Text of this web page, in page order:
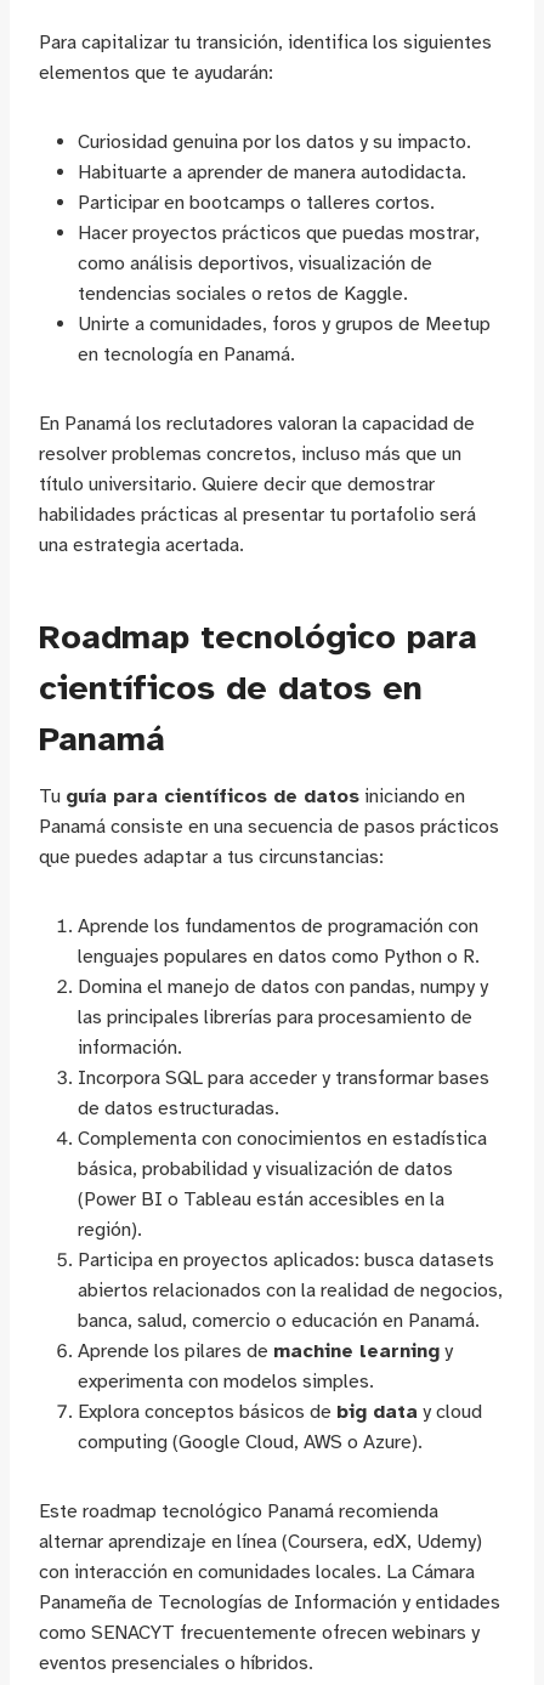
Para capitalizar tu transición, identifica los siguientes
elementos que te ayudarán:
Curiosidad genuina por los datos y su impacto.
Habituarte a aprender de manera autodidacta.
Participar en bootcamps o talleres cortos.
Hacer proyectos prácticos que puedas mostrar,
como análisis deportivos, visualización de
tendencias sociales o retos de Kaggle.
Unirte a comunidades, foros y grupos de Meetup
en tecnología en Panamá.
En Panamá los reclutadores valoran la capacidad de
resolver problemas concretos, incluso más que un
título universitario. Quiere decir que demostrar
habilidades prácticas al presentar tu portafolio será
una estrategia acertada.
Roadmap tecnológico para
científicos de datos en
Panamá
Tu guía para científicos de datos iniciando en
Panamá consiste en una secuencia de pasos prácticos
que puedes adaptar a tus circunstancias:
Aprende los fundamentos de programación con
lenguajes populares en datos como Python o R.
Domina el manejo de datos con pandas, numpy y
las principales librerías para procesamiento de
información.
Incorpora SQL para acceder y transformar bases
de datos estructuradas.
Complementa con conocimientos en estadística
básica, probabilidad y visualización de datos
(Power BI o Tableau están accesibles en la
región).
Participa en proyectos aplicados: busca datasets
abiertos relacionados con la realidad de negocios,
banca, salud, comercio o educación en Panamá.
Aprende los pilares de machine learning y
experimenta con modelos simples.
Explora conceptos básicos de big data y cloud
computing (Google Cloud, AWS o Azure).
Este roadmap tecnológico Panamá recomienda
alternar aprendizaje en línea (Coursera, edX, Udemy)
con interacción en comunidades locales. La Cámara
Panameña de Tecnologías de Información y entidades
como SENACYT frecuentemente ofrecen webinars y
eventos presenciales o híbridos.